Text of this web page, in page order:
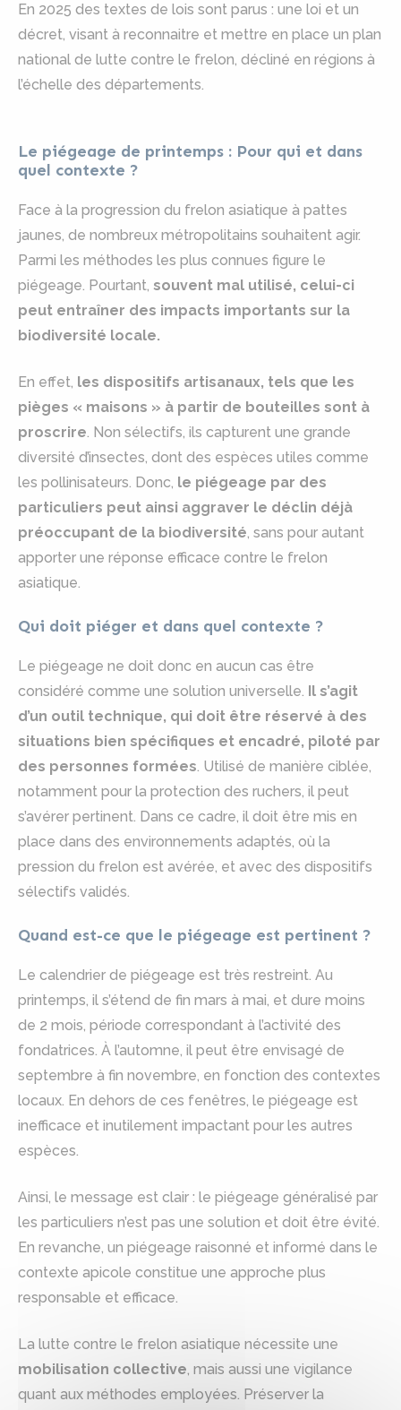
En 2025 des textes de lois sont parus : une loi et un
décret, visant à reconnaitre et mettre en place un plan
national de lutte contre le frelon, décliné en régions à
l’échelle des départements.
Le piégeage de printemps : Pour qui et dans
quel contexte ?
Face à la progression du frelon asiatique à pattes
jaunes, de nombreux métropolitains souhaitent agir.
Parmi les méthodes les plus connues figure le
piégeage. Pourtant, souvent mal utilisé, celui-ci
peut entraîner des impacts importants sur la
biodiversité locale.
En effet, les dispositifs artisanaux, tels que les
pièges « maisons » à partir de bouteilles sont à
proscrire. Non sélectifs, ils capturent une grande
diversité d’insectes, dont des espèces utiles comme
les pollinisateurs. Donc, le piégeage par des
particuliers peut ainsi aggraver le déclin déjà
préoccupant de la biodiversité, sans pour autant
apporter une réponse efficace contre le frelon
asiatique.
Qui doit piéger et dans quel contexte ?
Le piégeage ne doit donc en aucun cas être
considéré comme une solution universelle. Il s’agit
d’un outil technique, qui doit être réservé à des
situations bien spécifiques et encadré, piloté par
des personnes formées. Utilisé de manière ciblée,
notamment pour la protection des ruchers, il peut
s’avérer pertinent. Dans ce cadre, il doit être mis en
place dans des environnements adaptés, où la
pression du frelon est avérée, et avec des dispositifs
sélectifs validés.
Quand est-ce que le piégeage est pertinent ?
Le calendrier de piégeage est très restreint. Au
printemps, il s’étend de fin mars à mai, et dure moins
de 2 mois, période correspondant à l’activité des
fondatrices. À l’automne, il peut être envisagé de
septembre à fin novembre, en fonction des contextes
locaux. En dehors de ces fenêtres, le piégeage est
inefficace et inutilement impactant pour les autres
espèces.
Ainsi, le message est clair : le piégeage généralisé par
les particuliers n’est pas une solution et doit être évité.
En revanche, un piégeage raisonné et informé dans le
contexte apicole constitue une approche plus
responsable et efficace.
La lutte contre le frelon asiatique nécessite une
mobilisation collective, mais aussi une vigilance
quant aux méthodes employées. Préserver la